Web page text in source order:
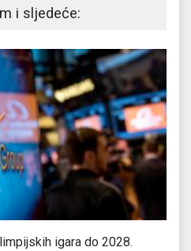
i sljedeće:
igara do 2028.